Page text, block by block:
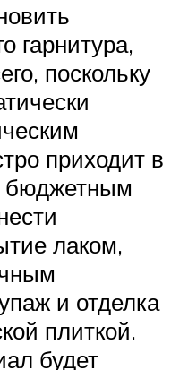
гарнитура,
поскольку
приходит в
бюджетным
лаком,
и отделка
плиткой.
будет